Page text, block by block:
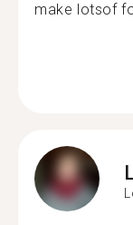
make lotsof